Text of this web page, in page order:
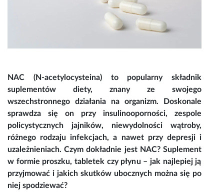
NAC (N-acetylocysteina)to popularny składnik
suplementów diety, znany ze swojego
wszechstronnego działania na organizm. Doskonale
sprawdza się on przy insulinooporności, zespole
policystycznych jajników, niewydolności wątroby,
różnego rodzaju infekcjach, a nawet przy depresji i
uzależnieniach. Czym dokładnie jest NAC? Suplement
w formie proszku, tabletek czy płynu – jak najlepiej ją
przyjmować i jakich skutków ubocznych można się po
niej spodziewać?